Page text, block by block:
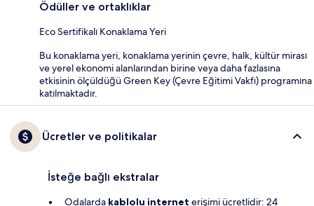
Ödüller ve ortaklıklar
Eco Sertifikalı Konaklama Yeri
Bu konaklama yeri, konaklama yerinin çevre, halk, kültür mirası
ve yerel ekonomi alanlarından birine veya daha fazlasına
etkisinin ölçüldüğü Green Key (Çevre Eğitimi Vakfı) programına
katılmaktadır.
Ücretler ve politikalar
İsteğe bağlı ekstralar
Odalarda kablolu internet erişimi ücretlidir: 24